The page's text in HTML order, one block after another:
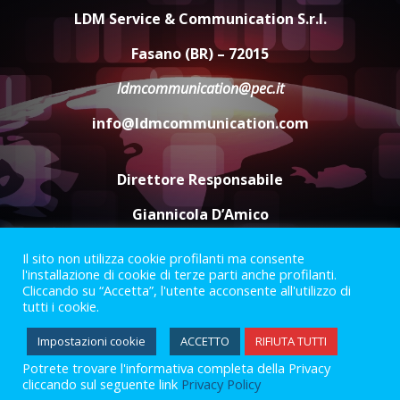
amarezza per esclusione dal
campionato di calcio”
7 Agosto 2026 06:00
LDM Service & Communication S.r.l.
Fasano (BR) – 72015
ldmcommunication@pec.it
info@ldmcommunication.com
Direttore Responsabile
Giannicola D’Amico
Termini e Condizioni
Privacy Policy
Informazioni Legali
Facebook
Instagram
Youtube
2023 © Gofasano|Powered byCreativestudio
Il sito non utilizza cookie profilanti ma consente
l'installazione di cookie di terze parti anche profilanti.
Cliccando su “Accetta”, l'utente acconsente all'utilizzo di
tutti i cookie.
Impostazioni cookie ACCETTO RIFIUTA TUTTI
Potrete trovare l'informativa completa della Privacy
cliccando sul seguente link Privacy Policy